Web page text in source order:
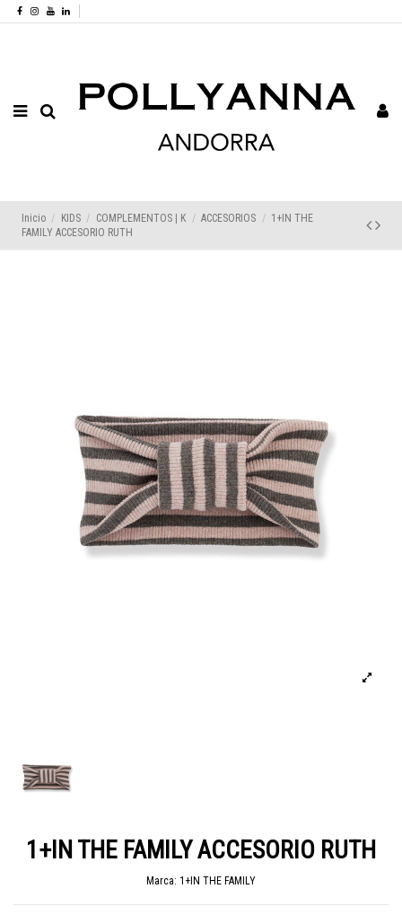
Inicio KIDS COMPLEMENTOS | K ACCESORIOS
1+IN THE
FAMILY ACCESORIO RUTH
1+IN THE FAMILY ACCESORIO RUTH
Marca: 1+IN THE FAMILY